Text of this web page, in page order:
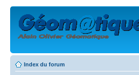
Index du forum